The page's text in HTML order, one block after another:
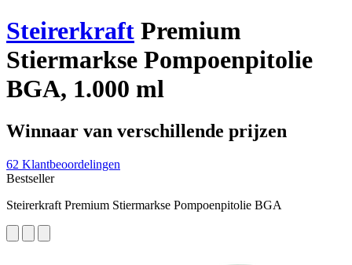
Steirerkraft Premium
Stiermarkse Pompoenpitolie
BGA, 1.000 ml
Winnaar van verschillende prijzen
62 Klantbeoordelingen
Bestseller
Steirerkraft Premium Stiermarkse Pompoenpitolie BGA